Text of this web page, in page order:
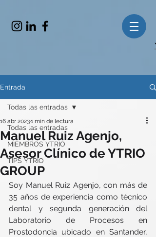
Entrada
Todas las entradas
MIEMBROS YTRIO
TIPS YTRIO
Todas las entradas
Manuel Ruiz Agenjo,
Asesor Clínico de YTRIO
GROUP
16 abr 20231 min de lectura
Soy Manuel Ruiz Agenjo, con más de
35 años de experiencia como técnico
dental y segunda generación del
Laboratorio de Procesos en
Prostodoncia ubicado en Santander,